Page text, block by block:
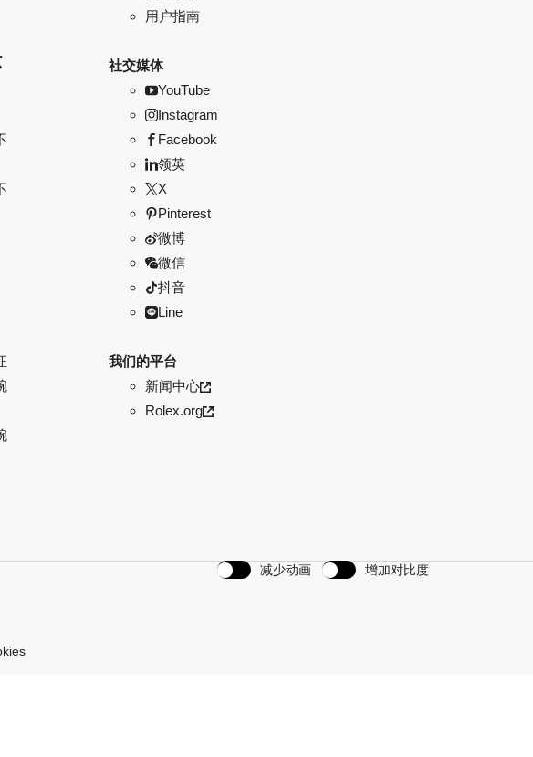
用户指南
社交媒体
YouTube
Instagram
Facebook
领英
X
Pinterest
微博
微信
抖音
Line
我们的平台
新闻中心
Rolex.org
减少动画 增加对比度